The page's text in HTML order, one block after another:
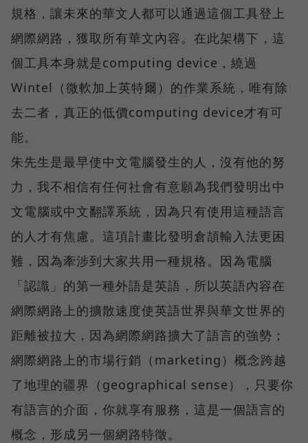
規格，讓未來的華文人都可以通過這個工具登上
網際網路，獲取所有華文內容。在此架構下，這
個工具本身就是computing device，繞過
Wintel（微軟加上英特爾）的作業系統，唯有除
去二者，真正的低價computing device才有可
能。
朱先生是最早使中文電腦發生的人，沒有他的努
力，我不相信有任何社會有意願為我們發明出中
文電腦或中文翻譯系統，因為只有使用這種語言
的人才有焦慮。這項計畫比發明倉頡輸入法更困
難，因為牽涉到大家共用一種規格。因為電腦
「認識」的第一種外語是英語，所以英語內容在
網際網路上的擴散速度使英語世界與華文世界的
距離被拉大，因為網際網路擴大了語言的強勢；
網際網路上的市場行銷（marketing）概念跨越
了地理的疆界（geographical sense），只要你
有語言的介面，你就享有服務，這是一個語言的
概念，形成另一個網路特徵。